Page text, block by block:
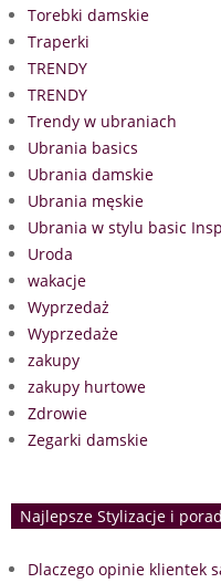
Torebki damskie
Traperki
TRENDY
TRENDY
Trendy w ubraniach
Ubrania basics
Ubrania damskie
Ubrania męskie
Ubrania w stylu basic
Uroda
wakacje
Wyprzedaż
Wyprzedaże
zakupy
zakupy hurtowe
Zdrowie
Zegarki damskie
Najlepsze Stylizacje i
Dlaczego opinie klientek